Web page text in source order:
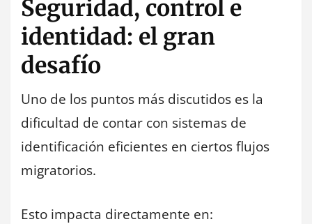
Seguridad, control e
identidad: el gran
desafío
Uno de los puntos más discutidos es la
dificultad de contar con sistemas de
identificación eficientes en ciertos flujos
migratorios.
Esto impacta directamente en: